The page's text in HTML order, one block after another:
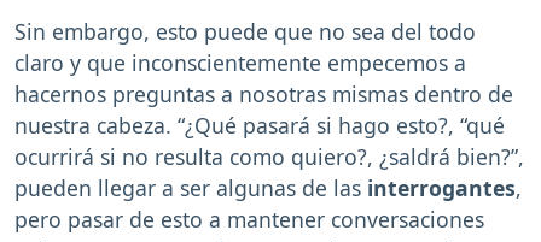
Sin embargo, esto puede que no sea del todo
claro y que inconscientemente empecemos a
hacernos preguntas a nosotras mismas dentro de
nuestra cabeza. “¿Qué pasará si hago esto?, “qué
ocurrirá si no resulta como quiero?, ¿saldrá bien?”,
pueden llegar a ser algunas de las interrogantes,
pero pasar de esto a mantener conversaciones